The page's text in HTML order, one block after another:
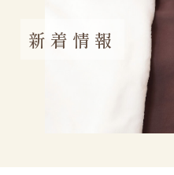
新着情報